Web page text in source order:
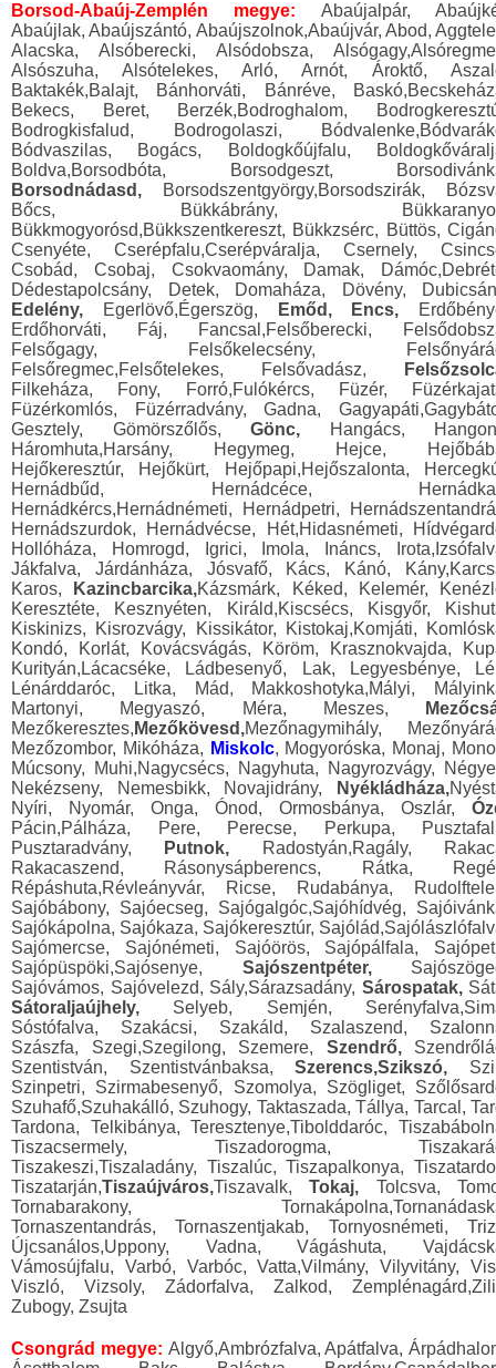
Borsod-Abaúj-Zemplén megye: Abaújalpár,
Abaújlak, Abaújszántó, Abaújszolnok,Abaújvár, Abod,
Alacska, Alsóberecki, Alsódobsza,
Alsószuha, Alsótelekes, Arló, Arnót, Ároktő,
Baktakék,Balajt, Bánhorváti, Bánréve,
Bekecs, Beret, Berzék,Bodroghalom,
Bodrogkisfalud, Bodrogolaszi,
Bódvaszilas, Bogács, Boldogkőújfalu,
Boldva,Borsodbóta, Borsodgeszt,
Borsodnádasd,
Borsodszentgyörgy,Borsodszirák,
Bőcs, Bükkábrány,
Bükkmogyorósd,Bükkszentkereszt, Bükkzsérc, Büttös,
Csenyéte, Cserépfalu,Cserépváralja, Csernely,
Csobád, Csobaj, Csokvaomány, Damak,
Dédestapolcsány, Detek, Domaháza, Dövény,
Edelény,
Egerlövő,Égerszög, Emőd, Encs,
Erdőhorváti, Fáj, Fancsal,Felsőberecki,
Felsőgagy, Felsőkelecsény,
Felsőregmec,Felsőtelekes, Felsővadász,
Filkeháza, Fony, Forró,Fulókércs, Füzér,
Füzérkomlós, Füzérradvány, Gadna,
Gesztely, Gömörszőlős, Gönc,
Hangács,
Háromhuta,Harsány, Hegymeg, Hejce,
Hejőkeresztúr, Hejőkürt, Hejőpapi,Hejőszalonta,
Hernádbűd, Hernádcéce,
Hernádkércs,Hernádnémeti, Hernádpetri,
Hernádszurdok, Hernádvécse, Hét,Hidasnémeti,
Hollóháza, Homrogd, Igrici, Imola, Ináncs,
Jákfalva, Járdánháza, Jósvafő, Kács, Kánó,
Karos,
Kazincbarcika,Kázsmárk, Kéked, Kelemér,
Keresztéte, Kesznyéten, Királd,Kiscsécs, Kisgyőr,
Kiskinizs, Kisrozvágy, Kissikátor, Kistokaj,Komjáti,
Kondó, Korlát, Kovácsvágás, Köröm, Krasznokvajda,
Kurityán,Lácacséke, Ládbesenyő, Lak, Legyesbénye,
Lénárddaróc, Litka, Mád, Makkoshotyka,Mályi,
Martonyi, Megyaszó, Méra, Meszes,
Mezőkeresztes, Mezőkövesd,Mezőnagymihály,
Mezőzombor, Mikóháza, Miskolc, Mogyoróska, Monaj,
Múcsony, Muhi,Nagycsécs, Nagyhuta, Nagyrozvágy,
Nekézseny, Nemesbikk, Novajidrány,
Nyékládháza,
Nyíri, Nyomár, Onga, Ónod, Ormosbánya, Oszlár,
Pácin,Pálháza, Pere, Perecse, Perkupa,
Pusztaradvány,
Putnok,
Radostyán,Ragály,
Rakacaszend, Rásonysápberencs, Rátka,
Répáshuta,Révleányvár, Ricse, Rudabánya,
Sajóbábony, Sajóecseg, Sajógalgóc,Sajóhídvég,
Sajókápolna, Sajókaza, Sajókeresztúr,
Sajómercse, Sajónémeti, Sajóörös, Sajópálfala,
Sajópüspöki,Sajósenye, Sajószentpéter,
Sajóvámos, Sajóvelezd, Sály,Sárazsadány, Sárospatak,
Sátoraljaújhely, Selyeb, Semjén,
Sóstófalva, Szakácsi, Szakáld, Szalaszend,
Szászfa, Szegi,Szegilong, Szemere, Szendrő,
Szentistván, Szentistvánbaksa,Szerencs,Szikszó,
Szinpetri, Szirmabesenyő, Szomolya, Szögliget,
Szuhafő,Szuhakálló, Szuhogy, Taktaszada, Tállya, Tarcal,
Tardona, Telkibánya, Teresztenye,Tibolddaróc,
Tiszacsermely, Tiszadorogma,
Tiszakeszi,Tiszaladány, Tiszalúc, Tiszapalkonya,
Tiszatarján,Tiszaújváros,Tiszavalk,Tokaj, Tolcsva,
Tornabarakony,
Tornaszentandrás, Tornaszentjakab, Tornyosnémeti,
Újcsanálos,Uppony, Vadna, Vágáshuta,
Vámosújfalu, Varbó, Varbóc, Vatta,Vilmány, Vilyvitány,
Viszló, Vizsoly, Zádorfalva, Zalkod,
Zubogy, Zsujta
Csongrád megye: Algyő,Ambrózfalva, Apátfalva,